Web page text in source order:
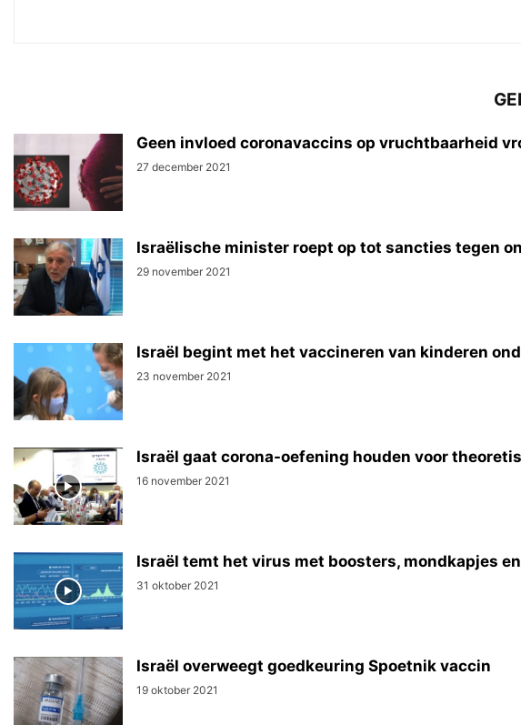
Geen invloed coronavaccins op vruchtbaarheid
27 december 2021
Israëlische minister roept op tot sancties tegen
29 november 2021
Israël begint met het vaccineren van kinderen
23 november 2021
Israël gaat corona-oefening houden voor
16 november 2021
Israël temt het virus met boosters, mondkapjes
31 oktober 2021
Israël overweegt goedkeuring Spoetnik vaccin
19 oktober 2021